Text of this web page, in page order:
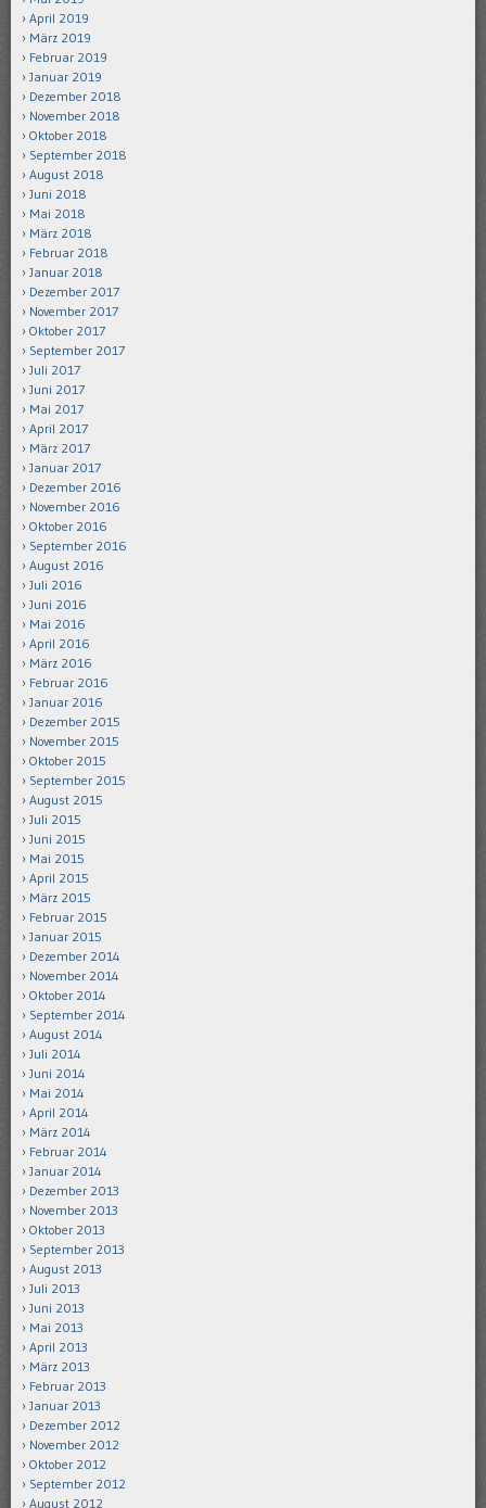
April 2019
März 2019
Februar 2019
Januar 2019
Dezember 2018
November 2018
Oktober 2018
September 2018
August 2018
Juni 2018
Mai 2018
März 2018
Februar 2018
Januar 2018
Dezember 2017
November 2017
Oktober 2017
September 2017
Juli 2017
Juni 2017
Mai 2017
April 2017
März 2017
Januar 2017
Dezember 2016
November 2016
Oktober 2016
September 2016
August 2016
Juli 2016
Juni 2016
Mai 2016
April 2016
März 2016
Februar 2016
Januar 2016
Dezember 2015
November 2015
Oktober 2015
September 2015
August 2015
Juli 2015
Juni 2015
Mai 2015
April 2015
März 2015
Februar 2015
Januar 2015
Dezember 2014
November 2014
Oktober 2014
September 2014
August 2014
Juli 2014
Juni 2014
Mai 2014
April 2014
März 2014
Februar 2014
Januar 2014
Dezember 2013
November 2013
Oktober 2013
September 2013
August 2013
Juli 2013
Juni 2013
Mai 2013
April 2013
März 2013
Februar 2013
Januar 2013
Dezember 2012
November 2012
Oktober 2012
September 2012
August 2012